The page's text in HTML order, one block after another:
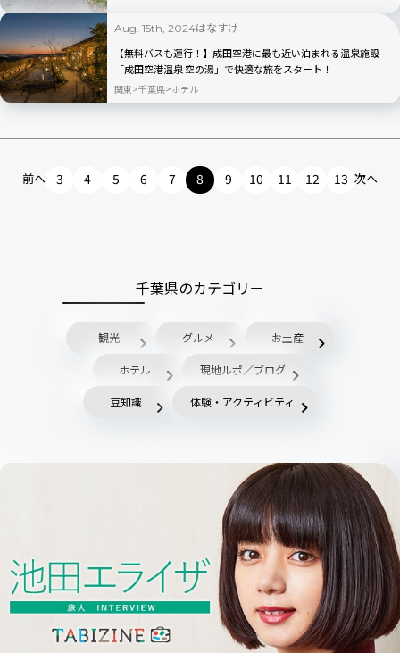
Aug. 15th, 2024はなすけ
【無料バスも運行！】成田空港に最も近い泊まれる温泉施設
「成田空港温泉 空の湯」で快適な旅をスタート！
関東 千葉県 ホテル
前へ 3 4 5 6 7 8 9 10 11 12 13 次へ
千葉県のカテゴリー
観光 グルメ お土産
ホテル 現地ルポ／ブログ
豆知識 体験・アクティビティ